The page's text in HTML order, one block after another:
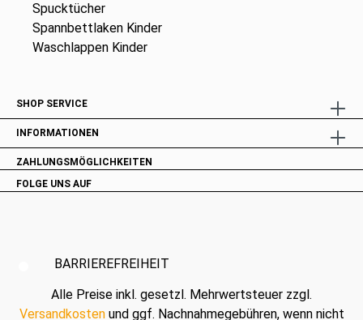
Spucktücher
Spannbettlaken Kinder
Waschlappen Kinder
SHOP SERVICE
INFORMATIONEN
ZAHLUNGSMÖGLICHKEITEN
FOLGE UNS AUF
BARRIEREFREIHEIT
Alle Preise inkl. gesetzl. Mehrwertsteuer zzgl.
Versandkostenund ggf. Nachnahmegebühren, wenn nicht